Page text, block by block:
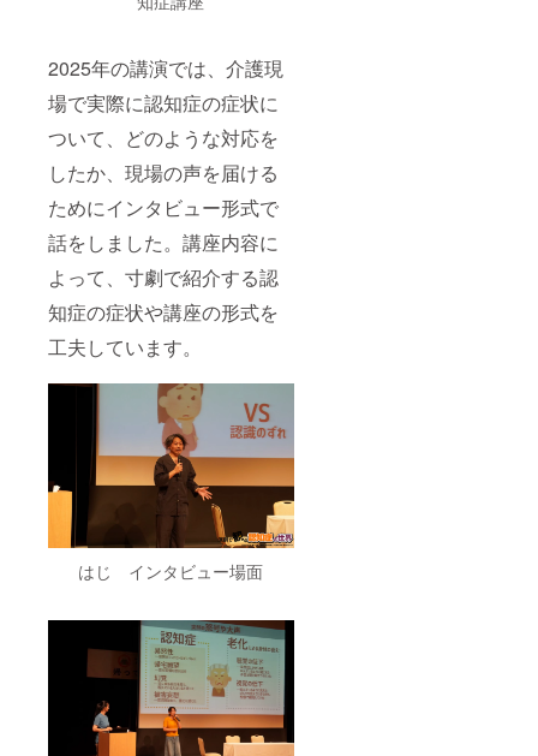
2025年の講演では、介護現
場で実際に認知症の症状に
ついて、どのような対応を
したか、現場の声を届ける
ためにインタビュー形式で
話をしました。講座内容に
よって、寸劇で紹介する認
知症の症状や講座の形式を
工夫しています。
はじ インタビュー場面